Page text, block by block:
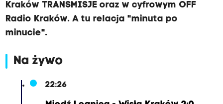
Kraków TRANSMISJEoraz w cyfrowym OFF
Radio Kraków. A tu relacja "minuta po
minucie".
Na żywo
22:26